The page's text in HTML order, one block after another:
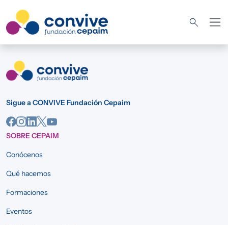
Sigue a CONVIVE Fundación Cepaim
SOBRE CEPAIM
Conócenos
Qué hacemos
Formaciones
Eventos